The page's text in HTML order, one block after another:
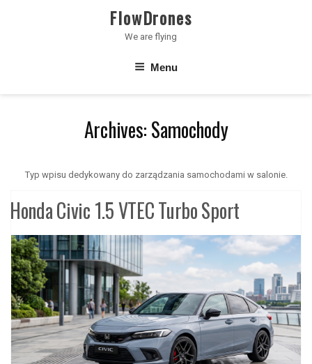
FlowDrones
We are flying
Menu
Archives:Samochody
Typ wpisu dedykowany do zarządzania samochodami w salonie.
Honda Civic 1.5 VTEC Turbo Sport